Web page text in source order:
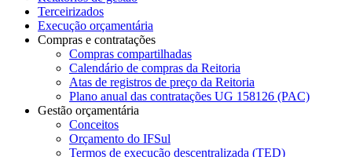
Terceirizados
Execução orçamentária
Compras e contratações
Compras compartilhadas
Calendário de compras da Reitoria
Atas de registros de preço da Reitoria
Plano anual das contratações UG 158126 (PAC)
Gestão orçamentária
Conceitos
Orçamento do IFSul
Termos de execução descentralizada (TED)